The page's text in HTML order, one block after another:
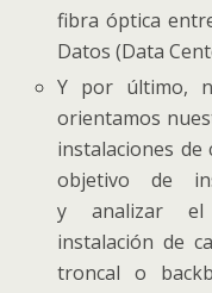
fibra óptica
Datos (Data
Y por último,
orientamos
instalaciones de
objetivo de
y analizar el
instalación de
troncal o